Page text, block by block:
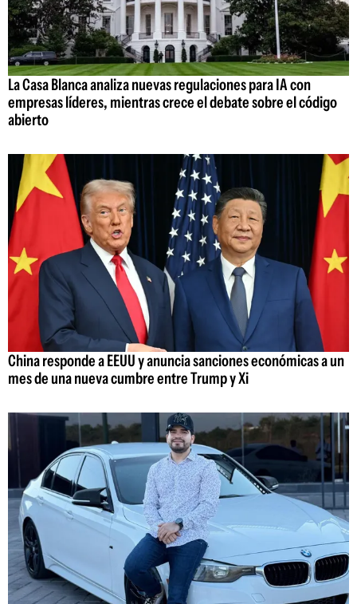
La Casa Blanca analiza nuevas regulaciones para IA con
empresas líderes, mientras crece el debate sobre el código
abierto
China responde a EEUU y anuncia sanciones económicas a un
mes de una nueva cumbre entre Trump y Xi